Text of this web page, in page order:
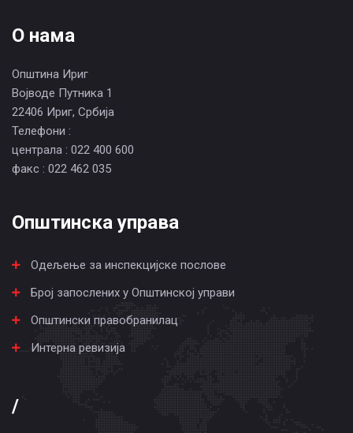
О нама
Општина Ириг
Војводе Путника 1
22406 Ириг, Србија
Телефони :
централа : 022 400 600
факс : 022 462 035
Општинска управа
Одељење за инспекцијске послове
Број запослених у Општинској управи
Општински правобранилац
Интерна ревизија
/